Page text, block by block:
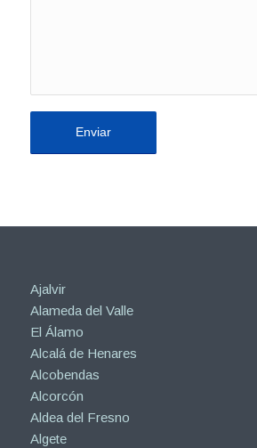
Ajalvir
Alameda del Valle
El Álamo
Alcalá de Henares
Alcobendas
Alcorcón
Aldea del Fresno
Algete